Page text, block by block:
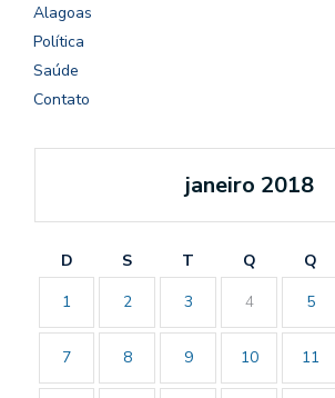
Alagoas
Política
Saúde
Contato
janeiro 2018
D S T Q Q
1
2 3 4 5
7 8 9 10 11